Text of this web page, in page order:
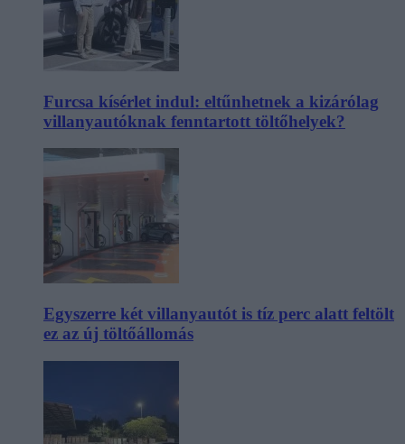
Furcsa kísérlet indul: eltűnhetnek a kizárólag
villanyautóknak fenntartott töltőhelyek?
Egyszerre két villanyautót is tíz perc alatt feltölt
ez az új töltőállomás